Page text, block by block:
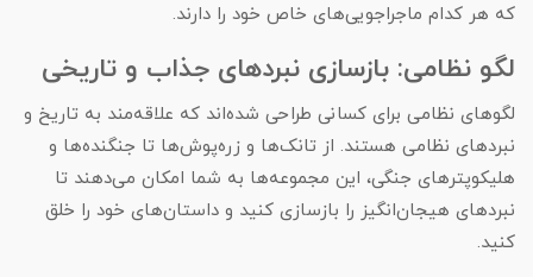
که هر کدام ماجراجویی‌های خاص خود را دارند.
لگو نظامی: بازسازی نبردهای جذاب و تاریخی
لگوهای نظامی برای کسانی طراحی شده‌اند که علاقه‌مند به تاریخ و
نبردهای نظامی هستند. از تانک‌ها و زره‌پوش‌ها تا جنگنده‌ها و
هلیکوپترهای جنگی، این مجموعه‌ها به شما امکان می‌دهند تا
نبردهای هیجان‌انگیز را بازسازی کنید و داستان‌های خود را خلق
کنید.